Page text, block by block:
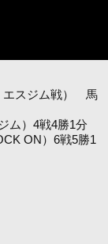
エスジム戦） 馬
ム）4戦4勝1分
ON）6戦5勝1